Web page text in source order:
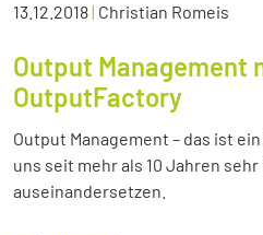
13.12.2018| Christian Romeis
Output Management
OutputFactory
Output Management – das ist
uns seit mehr als 10 Jahren
auseinandersetzen.